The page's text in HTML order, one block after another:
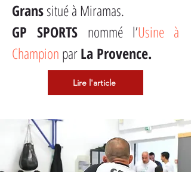
Grans situé à Miramas.
GP SPORTS nommé l’Usine à
Champion par La Provence.
Lire l'article